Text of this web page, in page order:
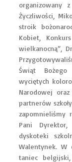
organizowany
Życzliwości,
stroik
Kobiet,
wielkanocną”,
Świąt
wyciętych
Narodowej
partnerów
zapomnieliśmy
Pani Dyrektor,
dyskoteki
Walentynek. W
taniec